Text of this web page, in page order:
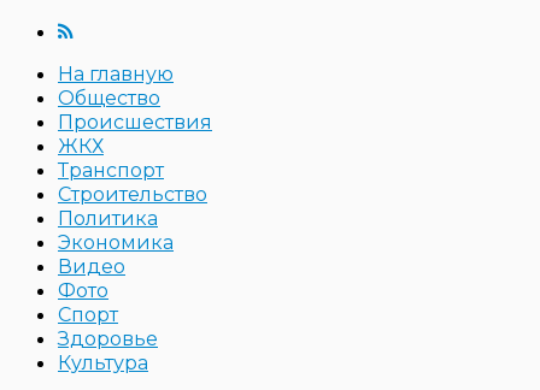
На главную
Общество
Происшествия
ЖКХ
Транспорт
Строительство
Политика
Экономика
Видео
Фото
Спорт
Здоровье
Культура